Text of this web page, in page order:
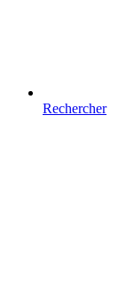
Rechercher